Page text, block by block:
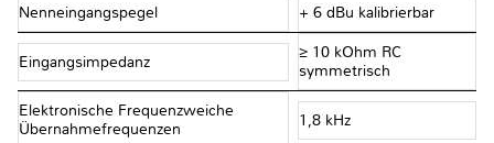
Nenneingangspegel + 6 dBu kalibrierbar
Eingangsimpedanz
≥ 10 kOhm RC
symmetrisch
Elektronische Frequenzweiche
Übernahmefrequenzen
1,8 kHz